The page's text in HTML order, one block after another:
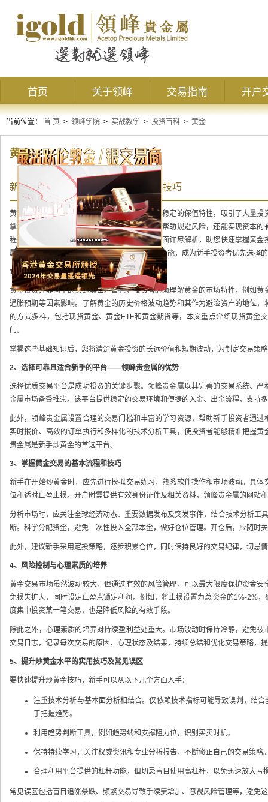
首页 关于领峰 交易指南 开户
当前位置： 首 页 > 领峰学院 > 实战教学 > 投资百科 > 黄金
黄金
新手炒黄金入门指南，快速掌握核心技巧
黄金作为一种具有重要投资价值的贵金属，因其稳定的保值特性，吸引了大量
掌握黄金投资的核心技巧至关重要，这不仅能够帮助规避风险，还能实现资本
程、风险控制、选择合适平台及实用技巧五个方面详尽解析，助您快速掌握黄
属交易平台中，领峰贵金属因其专业服务和完善功能，成为新手投资者优先选择
1、理解黄金投资的基本知识
黄金投资并非简单的买进卖出。首先，投资者必须理解黄金的市场特性，例如
通胀预期等因素影响。了解黄金的历史价格波动趋势和其作为避险资产的地位
的方式多样，包括现货黄金、黄金ETF和黄金期货等，本文重点介绍现货黄金
门。
掌握这些基础知识后，您将清楚黄金投资的长远价值和短期波动，为制定交易策
2、选择可靠且适合新手的平台——领峰贵金属的优势
选择优质交易平台是成功投资的关键步骤。领峰贵金属以其完善的交易系统、
金属市场备受推崇。该平台提供稳定的交易环境和便捷的入金、出金流程，支持
此外，领峰贵金属设置合理的交易门槛和丰富的学习资源，帮助新手投资者通
实时报价、高效的订单执行和多样化的技术分析工具，使投资者能够精准把握
贵金属是新手炒黄金的首选平台。
3、掌握黄金交易的基本流程和技巧
新手在开始炒黄金时，应先进行模拟交易练习，熟悉软件操作和市场波动。具
位和适时止盈止损。开户时需提供有效身份证件及相关资料，领峰贵金属的网站
分析市场时，应关注全球经济动态、重要数据发布及突发事件，结合技术分析工
断。科学分配资金，避免一次性投入全部本金，做好仓位管理。开仓后，应随时
此外，建议新手采用定投策略，逐步积累仓位，同时保持良好的交易纪律，切忌
4、风险控制与心理素质的培养
黄金交易市场虽然波动较大，但通过有效的风险管理，可以最大限度保护资金
免损失扩大，同时设定止盈点锁定利润。例如，将止损设置为总资金的1%-2%
度集中投资某一笔交易，也是降低风险的有效手段。
除此之外，心理素质的培养对持续盈利益处重大。市场波动时保持冷静，避免
交易日志，记录每次交易的原因、心理状态及结果，持续总结和优化交易策略，
5、提升炒黄金水平的实用技巧及常见误区
要快速提升炒黄金技巧，新手可以从以下几个方面入手：
注重技术分析与基本面分析相结合。仅依赖技术指标可能导致误判，结
于把握趋势。
利用趋势判断工具，例如趋势线和支撑阻力位，识别买卖时机。
保持持续学习，关注权威资讯和专业分析报告，不断修正自己的交易策略
合理利用平台提供的杠杆功能，但切忌盲目使用高杠杆，以免迅速放大亏
常见误区包括盲目追涨杀跌、频繁交易导致手续费增加、忽视风险管理等，避免